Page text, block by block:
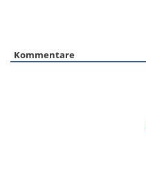
Kommentare